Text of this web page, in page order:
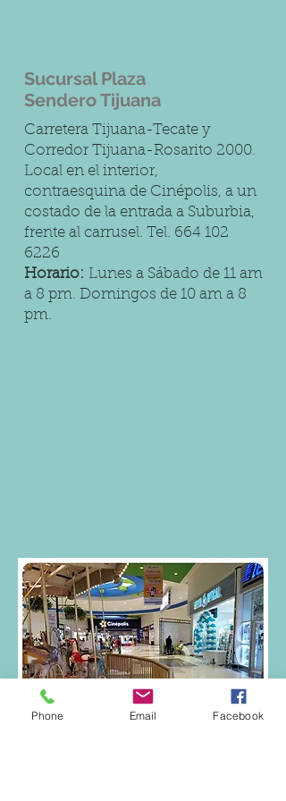
Sucursal Plaza
Sendero Tijuana
Carretera Tijuana-Tecate y
Corredor Tijuana-Rosarito 2000.
Local en el interior,
contraesquina de Cinépolis, a un
costado de la entrada a Suburbia,
frente al carrusel. Tel. 664 102
6226
Horario: Lunes a Sábado de 11 am
a 8 pm. Domingos de 10 am a 8
pm.
Phone Email Facebook